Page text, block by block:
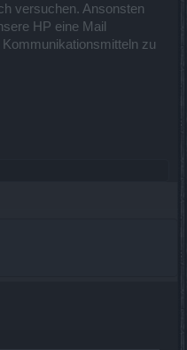
versuchen. Ansonsten
HP eine Mail
zu